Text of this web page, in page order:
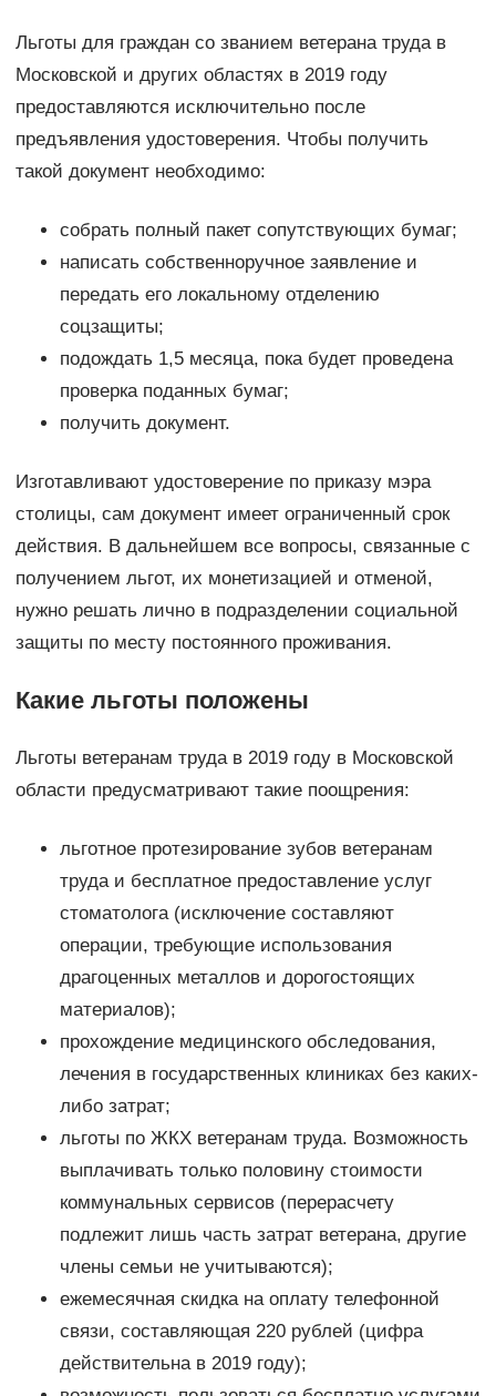
Льготы для граждан со званием ветерана труда в
Московской и других областях в 2019 году
предоставляются исключительно после
предъявления удостоверения. Чтобы получить
такой документ необходимо:
собрать полный пакет сопутствующих бумаг;
написать собственноручное заявление и
передать его локальному отделению
соцзащиты;
подождать 1,5 месяца, пока будет проведена
проверка поданных бумаг;
получить документ.
Изготавливают удостоверение по приказу мэра
столицы, сам документ имеет ограниченный срок
действия. В дальнейшем все вопросы, связанные с
получением льгот, их монетизацией и отменой,
нужно решать лично в подразделении социальной
защиты по месту постоянного проживания.
Какие льготы положены
Льготы ветеранам труда в 2019 году в Московской
области предусматривают такие поощрения:
льготное протезирование зубов ветеранам
труда и бесплатное предоставление услуг
стоматолога (исключение составляют
операции, требующие использования
драгоценных металлов и дорогостоящих
материалов);
прохождение медицинского обследования,
лечения в государственных клиниках без каких-
либо затрат;
льготы по ЖКХ ветеранам труда. Возможность
выплачивать только половину стоимости
коммунальных сервисов (перерасчету
подлежит лишь часть затрат ветерана, другие
члены семьи не учитываются);
ежемесячная скидка на оплату телефонной
связи, составляющая 220 рублей (цифра
действительна в 2019 году);